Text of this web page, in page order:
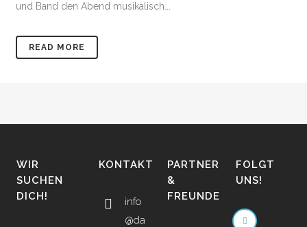
und Band den Abend musikalisch...
READ MORE
WIR
SUCHEN
DICH!
KONTAKT
info
@da
PARTNER
&
FREUNDE
FOLGT
UNS!